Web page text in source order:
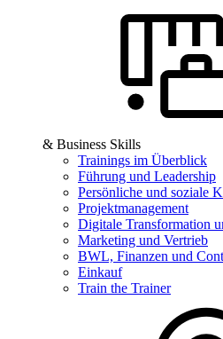
& Business Skills
Trainings im Überblick
Führung und Leadership
Persönliche und soziale
Projektmanagement
Digitale Transformation
Marketing und Vertrieb
BWL, Finanzen und
Einkauf
Train the Trainer